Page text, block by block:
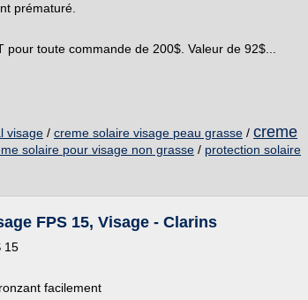
prématuré.
toute commande de 200$. Valeur de 92$...
visage / creme solaire visage peau grasse / creme
solaire pour visage non grasse / protection solaire
FPS 15, Visage - Clarins
15
facilement